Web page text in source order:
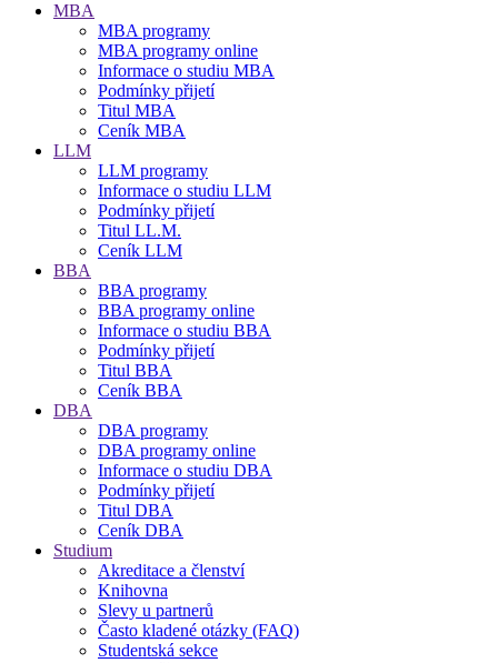
MBA
MBA programy
MBA programy online
Informace o studiu MBA
Podmínky přijetí
Titul MBA
Ceník MBA
LLM
LLM programy
Informace o studiu LLM
Podmínky přijetí
Titul LL.M.
Ceník LLM
BBA
BBA programy
BBA programy online
Informace o studiu BBA
Podmínky přijetí
Titul BBA
Ceník BBA
DBA
DBA programy
DBA programy online
Informace o studiu DBA
Podmínky přijetí
Titul DBA
Ceník DBA
Studium
Akreditace a členství
Knihovna
Slevy u partnerů
Často kladené otázky (FAQ)
Studentská sekce